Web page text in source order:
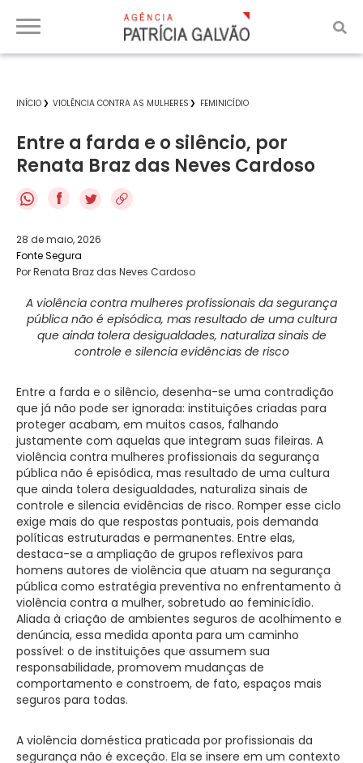
INÍCIO VIOLÊNCIA CONTRA AS MULHERES FEMINICÍDIO
Entre a farda e o silêncio, por
Renata Braz das Neves Cardoso
f
28 de maio, 2026
Fonte Segura
Por Renata Braz das Neves Cardoso
A violência contra mulheres profissionais da segurança
pública não é episódica, mas resultado de uma cultura
que ainda tolera desigualdades, naturaliza sinais de
controle e silencia evidências de risco
Entre a farda e o silêncio, desenha-se uma contradição
que já não pode ser ignorada: instituições criadas para
proteger acabam, em muitos casos, falhando
justamente com aquelas que integram suas fileiras. A
violência contra mulheres profissionais da segurança
pública não é episódica, mas resultado de uma cultura
que ainda tolera desigualdades, naturaliza sinais de
controle e silencia evidências de risco. Romper esse ciclo
exige mais do que respostas pontuais, pois demanda
políticas estruturadas e permanentes. Entre elas,
destaca-se a ampliação de grupos reflexivos para
homens autores de violência que atuam na segurança
pública como estratégia preventiva no enfrentamento à
violência contra a mulher, sobretudo ao feminicídio.
Aliada à criação de ambientes seguros de acolhimento e
denúncia, essa medida aponta para um caminho
possível: o de instituições que assumem sua
responsabilidade, promovem mudanças de
comportamento e constroem, de fato, espaços mais
seguros para todas.
A violência doméstica praticada por profissionais da
segurança não é exceção. Ela se insere em um contexto